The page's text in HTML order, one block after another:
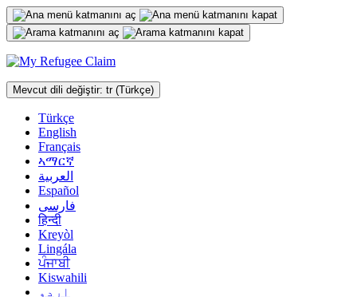
İçeriğe
geç
Mevcut dili değiştir: tr (Türkçe)
Türkçe
English
Français
ኣማርኛ
العربية
Español
فارسی
हिन्दी
Kreyòl
Lingála
ਪੰਜਾਬੀ
Kiswahili
اردو